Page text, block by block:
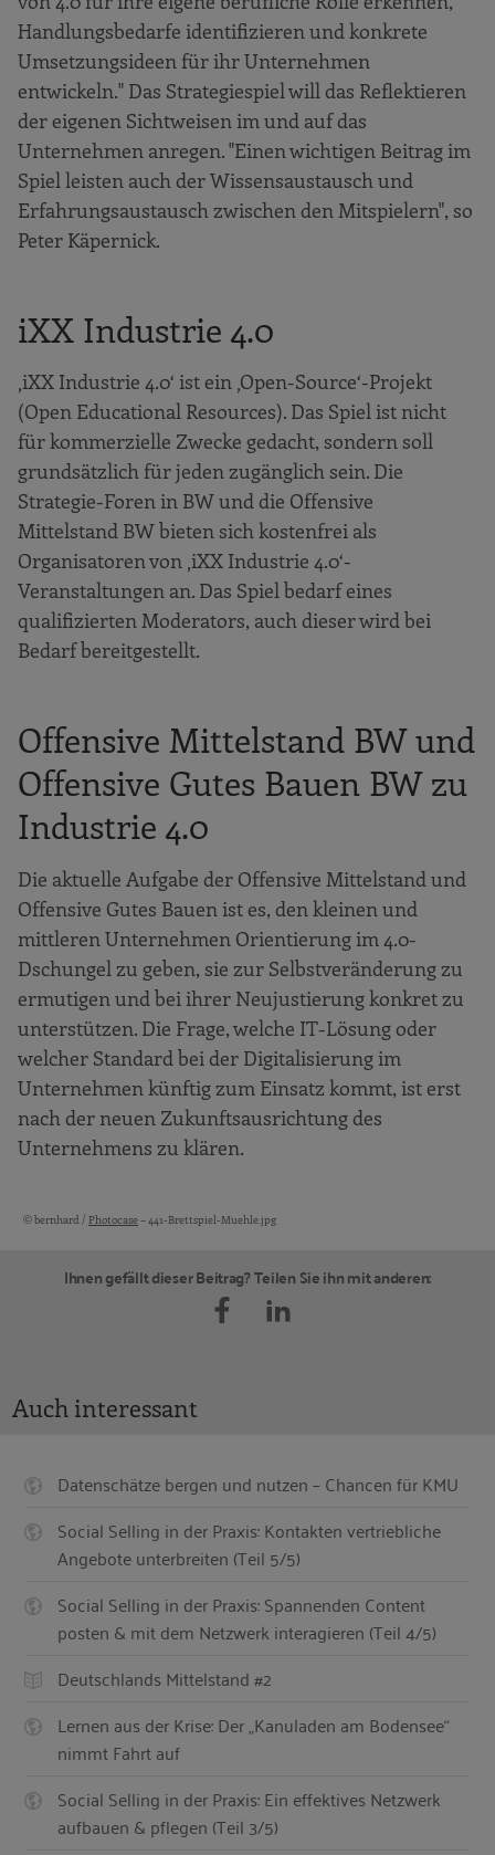
Handlungsbedarfe identifizieren und konkrete
Umsetzungsideen für ihr Unternehmen
entwickeln." Das Strategiespiel will das Reflektieren
der eigenen Sichtweisen im und auf das
Unternehmen anregen. "Einen wichtigen Beitrag im
Spiel leisten auch der Wissensaustausch und
Erfahrungsaustausch zwischen den Mitspielern", so
Peter Käpernick.
iXX Industrie 4.0
‚iXX Industrie 4.0‘ ist ein ‚Open-Source‘-Projekt
(Open Educational Resources). Das Spiel ist nicht
für kommerzielle Zwecke gedacht, sondern soll
grundsätzlich für jeden zugänglich sein. Die
Strategie-Foren in BW und die Offensive
Mittelstand BW bieten sich kostenfrei als
Organisatoren von ‚iXX Industrie 4.0‘-
Veranstaltungen an. Das Spiel bedarf eines
qualifizierten Moderators, auch dieser wird bei
Bedarf bereitgestellt.
Offensive Mittelstand BW und
Offensive Gutes Bauen BW zu
Industrie 4.0
Die aktuelle Aufgabe der Offensive Mittelstand und
Offensive Gutes Bauen ist es, den kleinen und
mittleren Unternehmen Orientierung im 4.0-
Dschungel zu geben, sie zur Selbstveränderung zu
ermutigen und bei ihrer Neujustierung konkret zu
unterstützen. Die Frage, welche IT-Lösung oder
welcher Standard bei der Digitalisierung im
Unternehmen künftig zum Einsatz kommt, ist erst
nach der neuen Zukunftsausrichtung des
Unternehmens zu klären.
Bildquellen und Copyright-Hinweise
© bernhard / Photocase– 441-Brettspiel-Muehle.jpg
Ihnen gefällt dieser Beitrag? Teilen Sie ihn mit anderen:
Auch interessant
Datenschätze bergen und nutzen – Chancen für KMU
Social Selling in der Praxis: Kontakten vertriebliche
Angebote unterbreiten (Teil 5/5)
Social Selling in der Praxis: Spannenden Content
posten & mit dem Netzwerk interagieren (Teil 4/5)
Deutschlands Mittelstand #2
Lernen aus der Krise: Der „Kanuladen am Bodensee“
nimmt Fahrt auf
Social Selling in der Praxis: Ein effektives Netzwerk
aufbauen & pflegen (Teil 3/5)